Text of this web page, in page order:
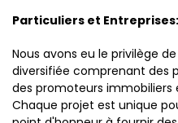
Particuliers et
Nous avons eu le privilège
diversifiée comprenant des
des promoteurs immobiliers
Chaque projet est unique